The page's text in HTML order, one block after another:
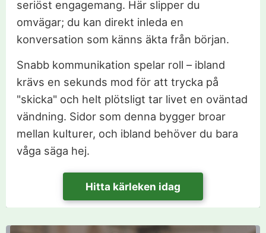
seriöst engagemang. Här slipper du
omvägar; du kan direkt inleda en
konversation som känns äkta från början.
Snabb kommunikation spelar roll – ibland
krävs en sekunds mod för att trycka på
"skicka" och helt plötsligt tar livet en oväntad
vändning. Sidor som denna bygger broar
mellan kulturer, och ibland behöver du bara
våga säga hej.
Hitta kärleken idag